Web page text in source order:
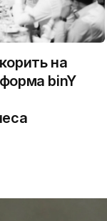
на
binY